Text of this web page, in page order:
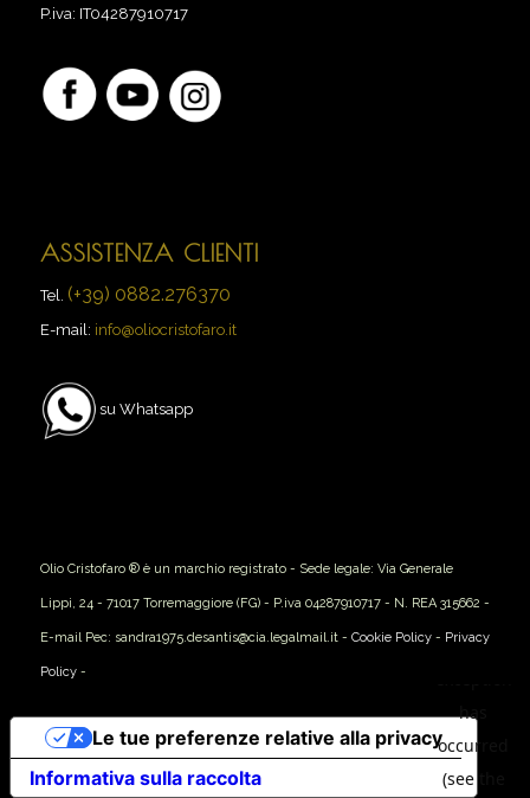
P.iva: IT04287910717
ASSISTENZA CLIENTI
Tel. (+39) 0882.276370
E-mail: info@oliocristofaro.it
su Whatsapp
Olio Cristofaro ® è un marchio registrato - Sede legale: Via Generale
Lippi, 24 - 71017 Torremaggiore (FG) - P.iva 04287910717 - N. REA 315662 -
E-mail Pec: sandra1975.desantis@cia.legalmail.it - Cookie Policy- Privacy
Policy-
Informativa sulla raccolta
Le tue preferenze relative alla privacy